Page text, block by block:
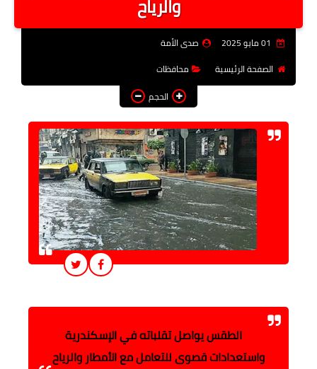
فن وثقافة
توك شو
آراء وتحليلات
المزيد
والرياح
صدى الأمة
الصفحة الرئيسية
محافظات
الحجم
الطقس يواصل تقلباته في الإسكندرية
واستعدادات قصوى للتعامل مع الأمطار والرياح